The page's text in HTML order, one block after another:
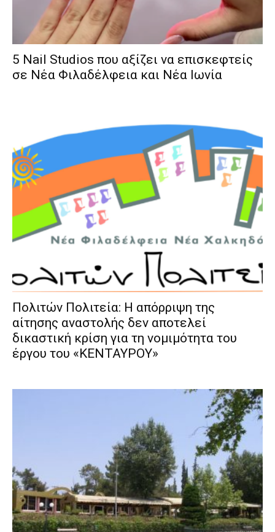
5 Nail Studios που αξίζει να επισκεφτείς
σε Νέα Φιλαδέλφεια και Νέα Ιωνία
Πολιτών Πολιτεία: Η απόρριψη της
αίτησης αναστολής δεν αποτελεί
δικαστική κρίση για τη νομιμότητα του
έργου του «ΚΕΝΤΑΥΡΟΥ»